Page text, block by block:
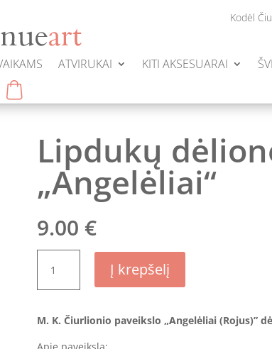
Kodėl
ATVIRUKAI KITI AKSESUARAI
Lipdukų
„Angelėliai“
9.00 €
kiekis:
Lipdukų
„Angelėliai“
Į krepšelį
M. K. Čiurlionio paveikslo „Angelėliai (Rojus)”